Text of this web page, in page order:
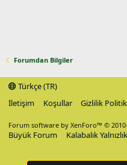
Forumdan Bilgiler
Türkçe (TR)
İletişim
Koşullar Gizlilik
Forum software by XenForo™ ©
Büyük Forum Kalabalık Yalnızlık